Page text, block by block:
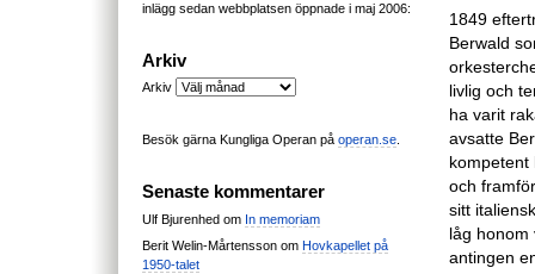
inlägg sedan webbplatsen öppnade i maj 2006:
Arkiv
Arkiv
Besök gärna Kungliga Operan på operan.se
Senaste kommentarer
Ulf Bjurenhed om In memoriam
Berit Welin-Mårtensson om Hovkapellet på
1950-talet
1849
Berwald
livlig och
ha varit
avsatte
kompetent
och
sitt
låg honom
antingen